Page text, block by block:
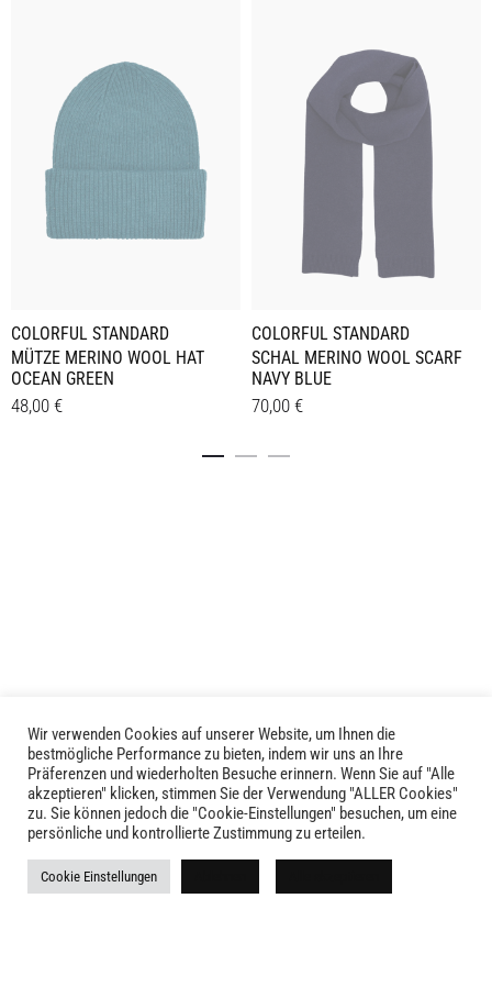
COLORFUL STANDARD
MÜTZE MERINO WOOL HAT
OCEAN GREEN
48,00 €
COLORFUL STANDARD
SCHAL MERINO WOOL SCARF
NAVY BLUE
70,00 €
LIVID © 2024
Kontakt
Versandkosten
Wir verwenden Cookies auf unserer Website, um Ihnen die
bestmögliche Performance zu bieten, indem wir uns an Ihre
Präferenzen und wiederholten Besuche erinnern. Wenn Sie auf "Alle
akzeptieren" klicken, stimmen Sie der Verwendung "ALLER Cookies"
zu. Sie können jedoch die "Cookie-Einstellungen" besuchen, um eine
persönliche und kontrollierte Zustimmung zu erteilen.
Cookie Einstellungen